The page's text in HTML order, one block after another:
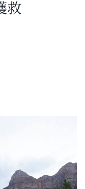
救